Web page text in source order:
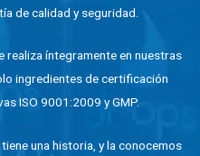
de calidad y seguridad.
íntegramente en nuestras
ingredientes de certificación
ISO 9001:2009 y GMP.
una historia, y la conocemos